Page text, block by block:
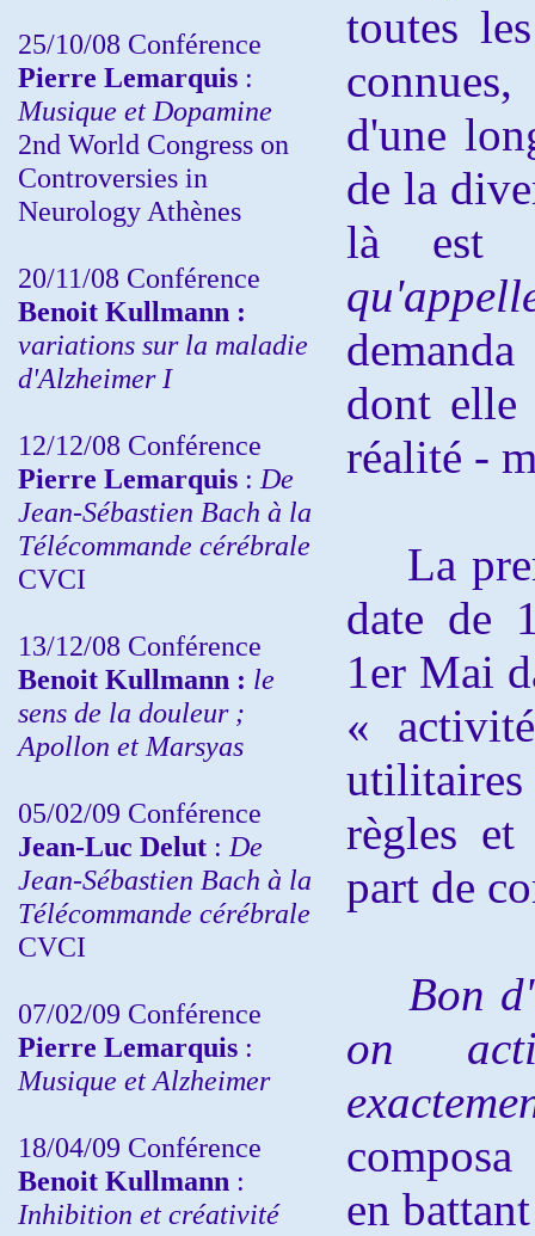
25/10/08 Conférence
Pierre Lemarquis :
Musique et Dopamine
2nd World Congress on
Controversies in
Neurology Athènes
20/11/08 Conférence
Benoit Kullmann :
variations sur la maladie
d'Alzheimer I
12/12/08 Conférence
Pierre Lemarquis : De
Jean-Sébastien Bach à la
Télécommande cérébrale
CVCI
13/12/08 Conférence
Benoit Kullmann : le
sens de la douleur ;
Apollon et Marsyas
05/02/09 Conférence
Jean-Luc Delut : De
Jean-Sébastien Bach à la
Télécommande cérébrale
CVCI
07/02/09 Conférence
Pierre Lemarquis :
Musique et Alzheimer
18/04/09 Conférence
Benoit Kullmann :
Inhibition et créativité
toutes
d'une
de la
là est
dont elle
réalité -
La
date de
1er Mai
«
règles et
part de
Bon
on
en